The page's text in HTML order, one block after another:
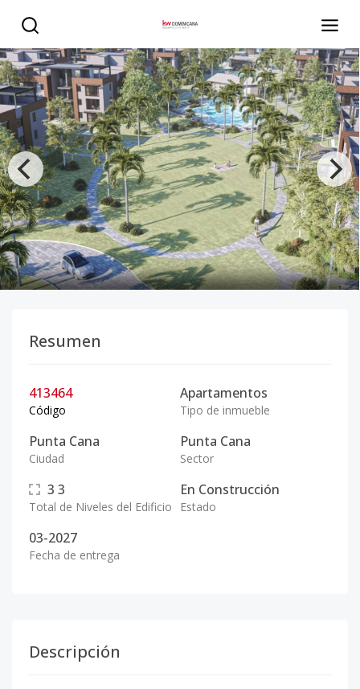
Resumen
413464
Código
Apartamentos
Tipo de inmueble
Punta Cana
Ciudad
Punta Cana
Sector
3 3
Total de Niveles del Edificio
En Construcción
Estado
03-2027
Fecha de entrega
Descripción